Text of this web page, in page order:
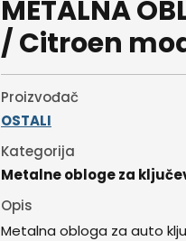
METALNA
/ Citroen
Proizvođač
OSTALI
Kategorija
Metalne obloge za
Opis
Metalna obloga za auto